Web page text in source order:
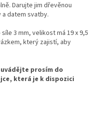
Darujte jim dřevěnou
a datem svatby.
3 mm, velikost má 19 x 9,5
který zajistí, aby
prosím do
která je k dispozici